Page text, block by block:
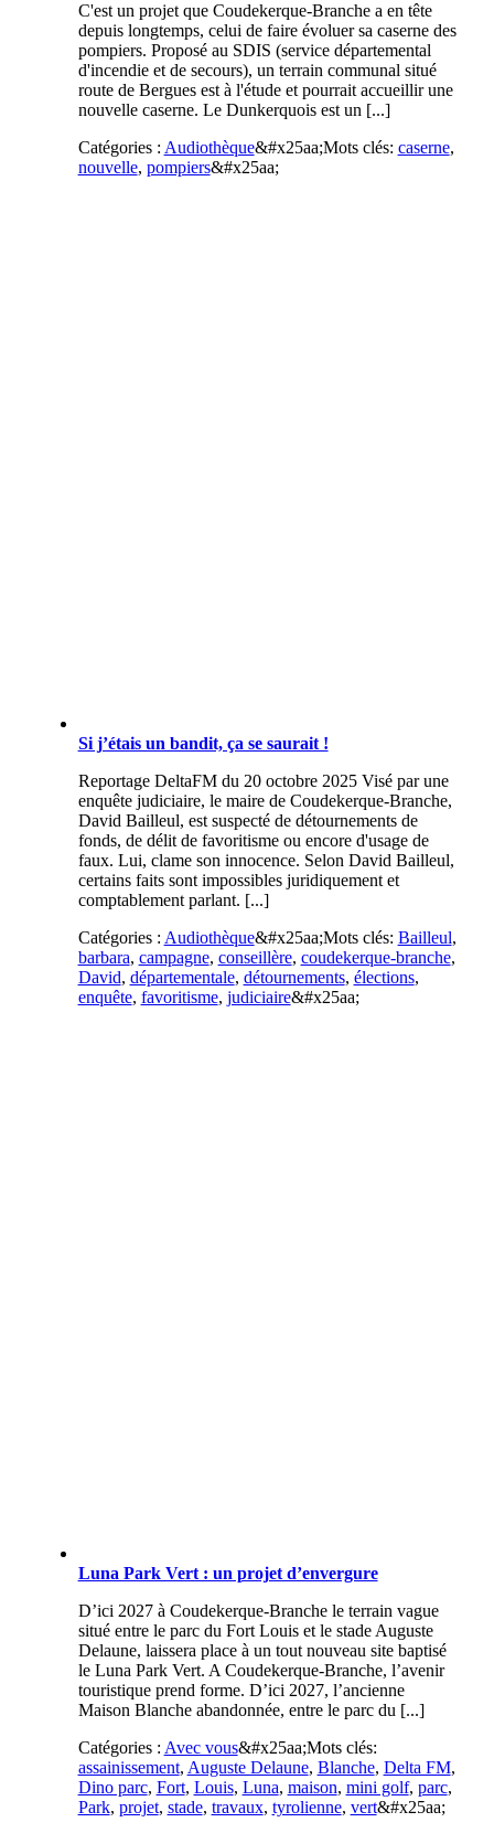
C'est un projet que Coudekerque-Branche a en tête
depuis longtemps, celui de faire évoluer sa caserne des
pompiers. Proposé au SDIS (service départemental
d'incendie et de secours), un terrain communal situé
route de Bergues est à l'étude et pourrait accueillir une
nouvelle caserne. Le Dunkerquois est un [...]
Catégories : Audiothèque&#x25aa;Mots clés: caserne,
nouvelle, pompiers&#x25aa;
Si j’étais un bandit, ça se saurait !
Reportage DeltaFM du 20 octobre 2025 Visé par une
enquête judiciaire, le maire de Coudekerque-Branche,
David Bailleul, est suspecté de détournements de
fonds, de délit de favoritisme ou encore d'usage de
faux. Lui, clame son innocence. Selon David Bailleul,
certains faits sont impossibles juridiquement et
comptablement parlant. [...]
Catégories : Audiothèque&#x25aa;Mots clés: Bailleul,
barbara, campagne, conseillère, coudekerque-branche,
David, départementale, détournements, élections,
enquête, favoritisme, judiciaire&#x25aa;
Luna Park Vert : un projet d’envergure
D’ici 2027 à Coudekerque-Branche le terrain vague
situé entre le parc du Fort Louis et le stade Auguste
Delaune, laissera place à un tout nouveau site baptisé
le Luna Park Vert. A Coudekerque-Branche, l’avenir
touristique prend forme. D’ici 2027, l’ancienne
Maison Blanche abandonnée, entre le parc du [...]
Catégories : Avec vous&#x25aa;Mots clés:
assainissement, Auguste Delaune, Blanche, Delta FM,
Dino parc, Fort, Louis, Luna, maison, mini golf, parc,
Park, projet, stade, travaux, tyrolienne, vert&#x25aa;